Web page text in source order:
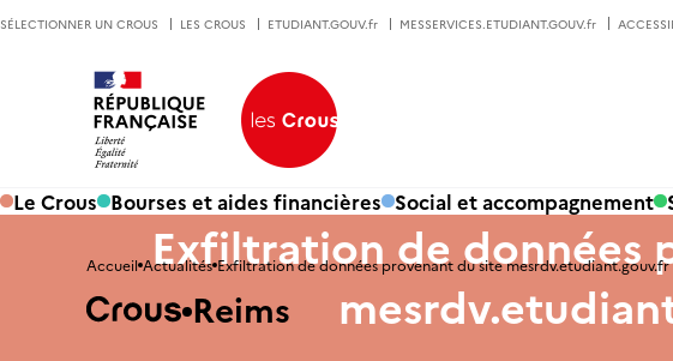
SÉLECTIONNER UN CROUS LES CROUS ETUDIANT.GOUV.fr MESSERVICES.ETUDIANT.GOUV.fr
Le Crous Bourses et aides financières Social et accompagnement
Accueil Actualités Exfiltration de données provenant du site mesrdv.etudiant.gouv.fr
Reims
Exfiltration de données